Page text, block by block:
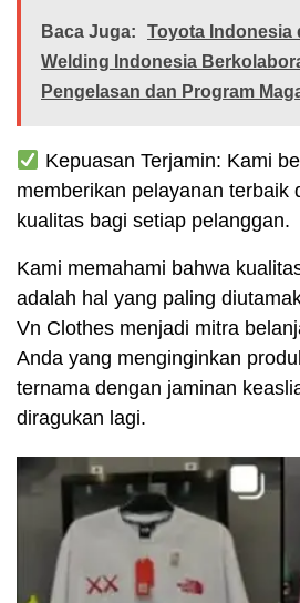
Baca Juga:
Toyota Indonesia
Welding Indonesia
Pengelasan dan Program
Kepuasan Terjamin: Kami
memberikan pelayanan terbaik
kualitas bagi setiap pelanggan.
Kami memahami bahwa
adalah hal yang paling
Vn Clothes menjadi mitra
Anda yang menginginkan
ternama dengan jaminan
diragukan lagi.